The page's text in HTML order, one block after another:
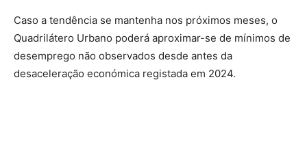
Caso a tendência se mantenha nos próximos meses, o
Quadrilátero Urbano poderá aproximar-se de mínimos de
desemprego não observados desde antes da
desaceleração económica registada em 2024.